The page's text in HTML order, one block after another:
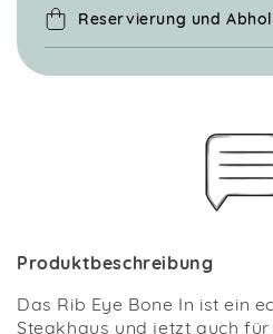
Reservierung und
Produktbeschreibung
Das Rib Eye Bone In ist ein
Steakhaus und jetzt auch für